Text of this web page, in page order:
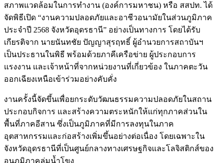
สภาพแวดล้อมในการทำงาน (องค์การมหาชน) หรือ สสปท. ได้
จัดพิธีเปิด “งานความปลอดภัยและอาชีวอนามัยในส่วนภูมิภาค
ประจำปี 2568 จังหวัดอุดรธานี” อย่างเป็นทางการ โดยได้รับ
เกียรติจาก นายนันทชัย ปัญญาสุรฤทธิ์ ผู้อำนวยการสถาบันฯ
เป็นประธานในพิธี พร้อมด้วยภาคีเครือข่าย ผู้ประกอบการ
แรงงาน และเจ้าหน้าที่จากหน่วยงานที่เกี่ยวข้อง ในภาคตะวัน
ออกเฉียงเหนือเข้าร่วมอย่างคับคั่ง
งานครั้งนี้จัดขึ้นเพื่อยกระดับวัฒนธรรมความปลอดภัยในสถาน
ประกอบกิจการ และสร้างความตระหนักให้แก่ทุกภาคส่วนใน
พื้นที่ภาคอีสาน ซึ่งเป็นภูมิภาคที่มีการลงทุนในภาค
อุตสาหกรรมและก่อสร้างเพิ่มขึ้นอย่างต่อเนื่อง โดยเฉพาะใน
จังหวัดอุดรธานีที่เป็นศูนย์กลางทางเศรษฐกิจและโลจิสติกส์ของ
อนุภูมิภาคลุ่มน้ำโขง